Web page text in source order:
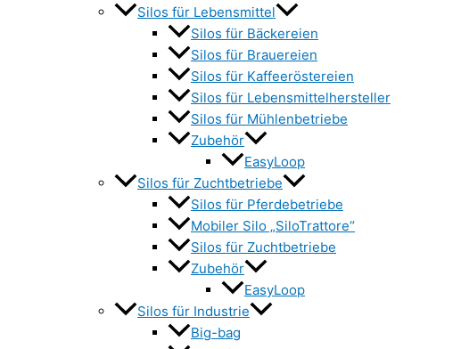
Silos für Lebensmittel
Silos für Bäckereien
Silos für Brauereien
Silos für Kaffeeröstereien
Silos für Lebensmittelhersteller
Silos für Mühlenbetriebe
Zubehör
EasyLoop
Silos für Zuchtbetriebe
Silos für Pferdebetriebe
Mobiler Silo „SiloTrattore“
Silos für Zuchtbetriebe
Zubehör
EasyLoop
Silos für Industrie
Big-bag